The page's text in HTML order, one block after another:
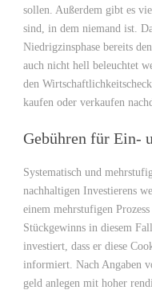
sollen. Außerdem gibt es
sind, in dem niemand ist.
Niedrigzinsphase bereits
auch nicht hell beleuchtet
den
kaufen oder verkaufen
Gebühren für Ein-
Systematisch und
nachhaltigen Investierens
einem mehrstufigen
Stückgewinns in diesem
investiert, dass er diese
informiert. Nach Angaben
geld anlegen mit hoher